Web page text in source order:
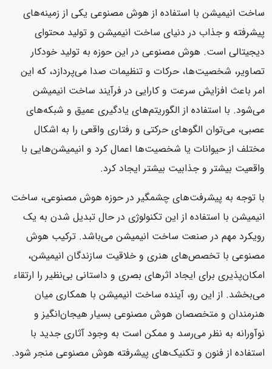
ساخت انیمیشن با استفاده از هوش مصنوعی یکی از زمینه‌های
پیشرفته و جذاب در دنیای ساخت انیمیشن و تولید محتوای
دیجیتالی است. هوش مصنوعی در این حوزه به تولید خودکار
تصاویر، شخصیت‌ها، حرکات و تنظیمات صدا می‌پردازد، که این
امر باعث افزایش سرعت و کارایی در فرآیند ساخت انیمیشن
می‌شود. با استفاده از الگوریتم‌های یادگیری عمیق و شبکه‌های
عصبی، می‌توان الگوهای حرکتی و رفتاری واقعی را به اشکال
مختلف از حیوانات یا شخصیت‌ها اعمال کرد و انیمیشن‌هایی با
واقعیت بیشتر و جذابیت بیشتر ایجاد کرد.
با توجه به پیشرفت‌های چشمگیر در حوزه هوش مصنوعی، ساخت
انیمیشن با استفاده از این تکنولوژی در حال تبدیل شدن به یک
رویکرد مهم در صنعت ساخت انیمیشن می‌باشد. ترکیب هوش
مصنوعی با تخصص‌های هنری و خلاقیت سازندگان انیمیشن،
امکان‌پذیری برای ایجاد اثرهای بصری و داستانی بی‌نظیر را ارتقاء
می‌بخشد. از این رو، آینده ساخت انیمیشن با همکاری میان
هنرمندان و متخصصان هوش مصنوعی بسیار هیجان‌انگیز و
نوآورانه به نظر می‌رسد و ممکن است به وجود آثاری جدید با
استفاده از فنون و تکنیک‌های پیشرفته هوش مصنوعی منجر شود.